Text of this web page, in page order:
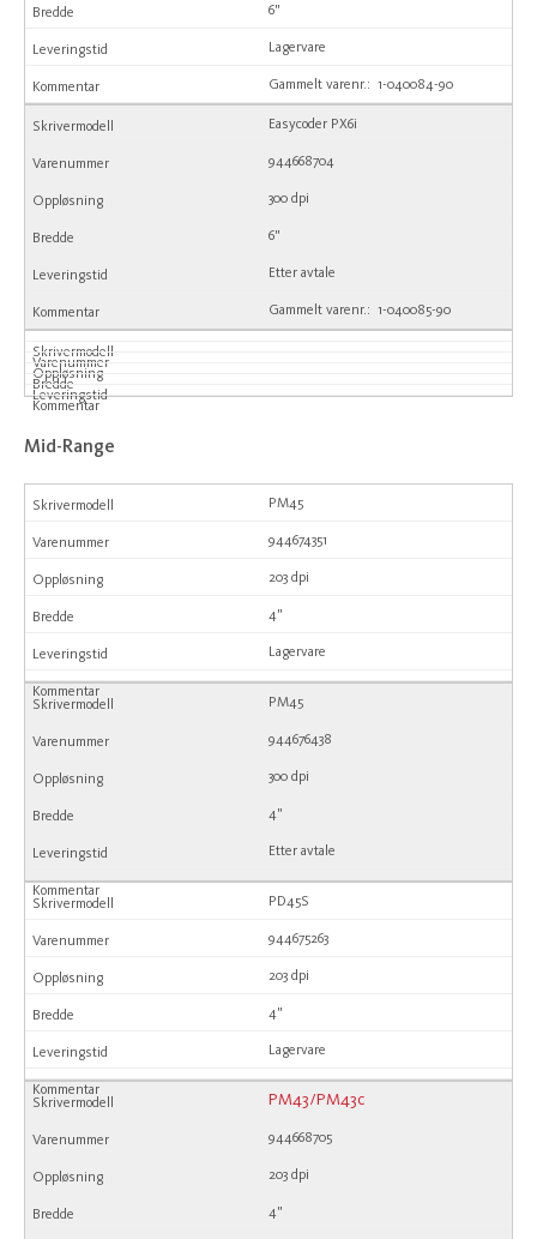
6"
Lagervare
Gammelt varenr.: 1-040084-90
Easycoder PX6i
944668704
300 dpi
6"
Etter avtale
Gammelt varenr.: 1-040085-90
Mid-Range
PM45
944674351
203 dpi
4"
Lagervare
PM45
944676438
300 dpi
4"
Etter avtale
PD45S
944675263
203 dpi
4"
Lagervare
PM43/PM43c
944668705
203 dpi
4"